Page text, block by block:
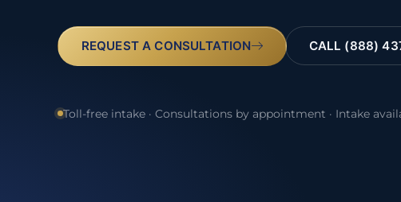
REQUEST A CONSULTATION CALL (888)
Toll-free intake · Consultations by appointment · Intake